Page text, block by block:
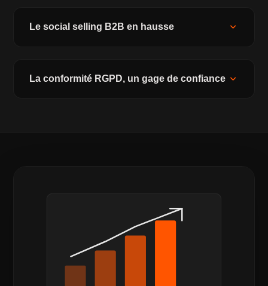
Le social selling B2B en hausse expand_more
La conformité RGPD, un gage de confiance expand_more